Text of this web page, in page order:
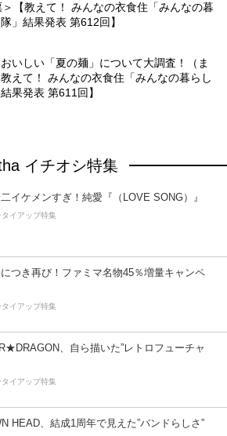
【教えて！ みんなの衣食住「みんなの暮
」結果発表 第612回】
いしい「夏の麺」について大調査！（ま
えて！ みんなの衣食住「みんなの暮らし
果発表 第611回】
イチオシ特集
イケメンすぎ！純愛『（LOVE SONG）』
タイアップ特集
つき再び！ファミマ名物45％増量キャンペ
タイアップ特集
、自ら描いた”レトロフューチャ
タイアップ特集
HEAD、結成1周年で見えた”バンドらしさ”